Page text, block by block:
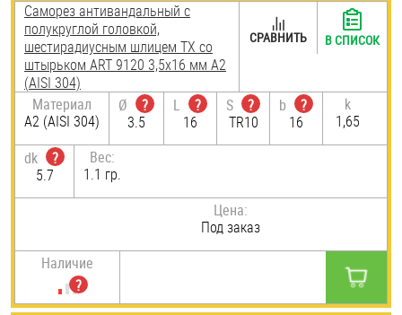
Саморез антивандальный с
полукруглой головкой,
шестирадиусным шлицем TX со
штырьком ART 9120 3,5х16 мм А2
(AISI 304)
Материал
А2 (AISI 304)
Ø
?
3.5
L
?
16
S
?
TR10
b
?
16
k
1,65
dk
?
5.7
Вес:
1.1 гр.
Цена:
Под заказ
Наличие
СРАВНИТЬ В СПИСОК